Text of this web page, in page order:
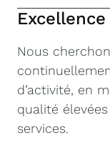
Nous
d’activité, en
qualité
services.